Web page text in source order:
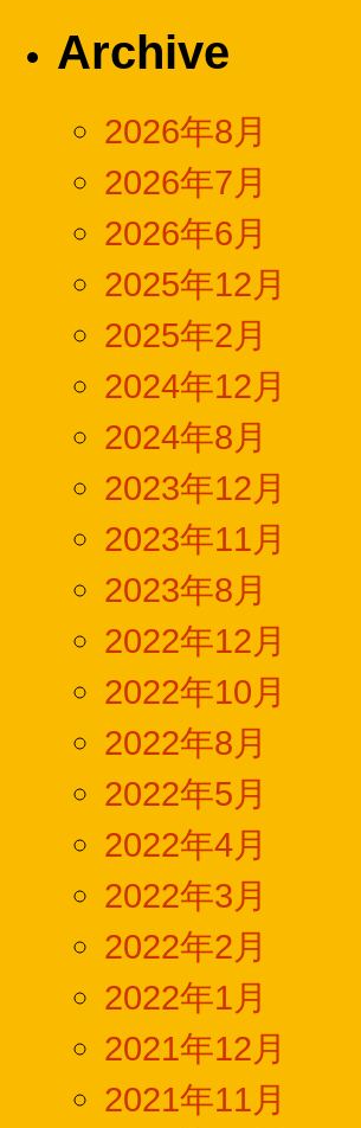
Archive
2026年8月
2026年7月
2026年6月
2025年12月
2025年2月
2024年12月
2024年8月
2023年12月
2023年11月
2023年8月
2022年12月
2022年10月
2022年8月
2022年5月
2022年4月
2022年3月
2022年2月
2022年1月
2021年12月
2021年11月